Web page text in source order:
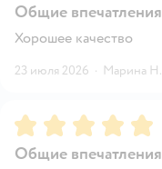
Общие впечатления
Хорошее качество
23 июля 2026 · Марина Н.
Рейтинг:5
Общие впечатления